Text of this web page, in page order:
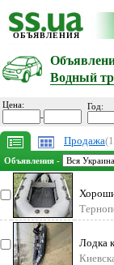
ОБЪЯВЛЕНИЯ
Водный
Цена:
-
Год:
Продажа
Объявления -
Лодка